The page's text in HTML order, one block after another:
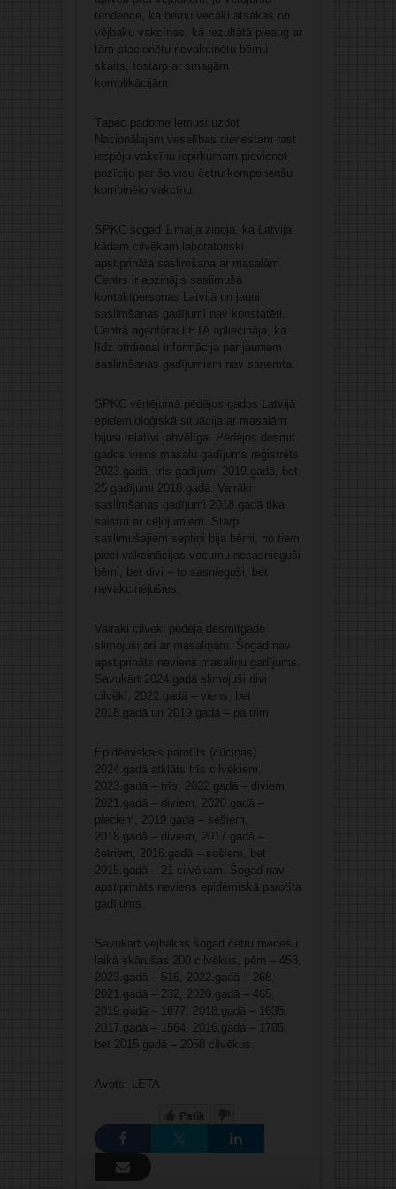
tendence, ka bērnu vecāki atsakās no
vējbaku vakcīnas, kā rezultātā pieaug ar
tām stacionētu nevakcinētu bērnu
skaits, tostarp ar smagām
komplikācijām.
Tāpēc padome lēmusi uzdot
Nacionālajam veselības dienestam rast
iespēju vakcīnu iepirkumam pievienot
pozīciju par šo visu četru komponenšu
kombinēto vakcīnu.
SPKC šogad 1.maijā ziņoja, ka Latvijā
kādam cilvēkam laboratoriski
apstiprināta saslimšana ar masalām.
Centrs ir apzinājis saslimušā
kontaktpersonas Latvijā un jauni
saslimšanas gadījumi nav konstatēti.
Centrā aģentūrai LETA apliecināja, ka
līdz otrdienai informācija par jauniem
saslimšanas gadījumiem nav saņemta.
SPKC vērtējumā pēdējos gados Latvijā
epidemioloģiskā situācija ar masalām
bijusi relatīvi labvēlīga. Pēdējos desmit
gados viens masalu gadījums reģistrēts
2023.gadā, trīs gadījumi 2019.gadā, bet
25 gadījumi 2018.gadā. Vairāki
saslimšanas gadījumi 2018.gadā tika
saistīti ar ceļojumiem. Starp
saslimušajiem septiņi bija bērni, no tiem
pieci vakcinācijas vecumu nesasnieguši
bērni, bet divi – to sasnieguši, bet
nevakcinējušies.
Vairāki cilvēki pēdējā desmitgadē
slimojuši arī ar masaliņām. Šogad nav
apstiprināts neviens masaliņu gadījums.
Savukārt 2024.gadā slimojuši divi
cilvēki, 2022.gadā – viens, bet
2018.gadā un 2019.gadā – pa trim.
Epidēmiskais parotīts (cūciņas)
2024.gadā atklāts trīs cilvēkiem,
2023.gadā – trīs, 2022.gadā – diviem,
2021.gadā – diviem, 2020.gadā –
pieciem, 2019.gadā – sešiem,
2018.gadā – diviem, 2017.gadā –
četriem, 2016.gadā – sešiem, bet
2015.gadā – 21 cilvēkam. Šogad nav
apstiprināts neviens epidēmiskā parotīta
gadījums.
Savukārt vējbakas šogad četru mēnešu
laikā skārušas 200 cilvēkus, pērn – 453,
2023.gadā – 516, 2022.gadā – 268,
2021.gadā – 232, 2020.gadā – 465,
2019.gadā – 1677, 2018.gadā – 1635,
2017.gadā – 1564, 2016.gadā – 1705,
bet 2015.gadā – 2058 cilvēkus.
Avots: LETA
Patīk